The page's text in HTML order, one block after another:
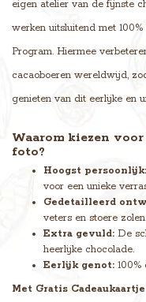
eigen atelier van de fijnste
werken uitsluitend met
Program. Hiermee
cacaoboeren wereldwijd,
genieten van dit eerlijke en
Waarom kiezen
foto?
Hoogst persoonlijk:
voor een unieke
Gedetailleerd
veters en stoere zolen.
Extra gevuld: De
heerlijke chocolade.
Eerlijk genot:
Met Gratis Cadeaukaartje